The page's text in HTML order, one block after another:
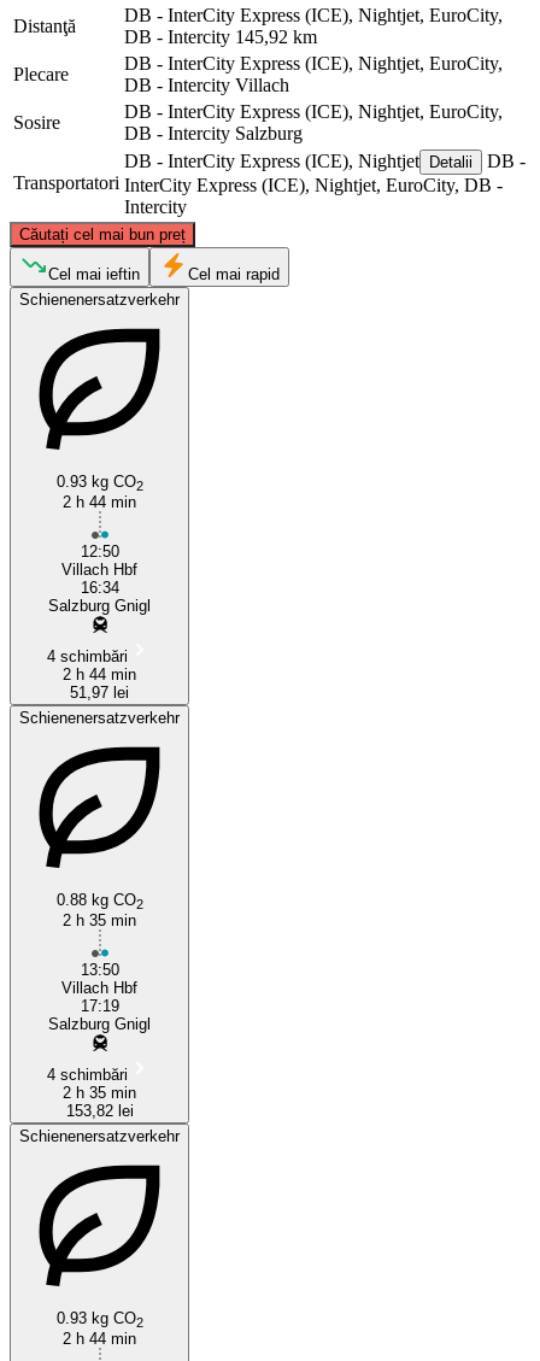
Distanţă
DB - InterCity Express (ICE), Nightjet, EuroCity,
DB - Intercity 145,92 km
Plecare
DB - InterCity Express (ICE), Nightjet, EuroCity,
DB - Intercity Villach
Sosire
DB - InterCity Express (ICE), Nightjet, EuroCity,
DB - Intercity Salzburg
Transportatori
DB - InterCity Express (ICE), Nightjet Detalii
DB -
InterCity Express (ICE), Nightjet, EuroCity, DB -
Intercity
Căutați cel mai bun preț
Salzburg
Cel mai ieftin
Cel mai rapid
Schienenersatzverkehr
0.93 kg CO2
2 h 44 min
12:50
Villach Hbf
16:34
Salzburg Gnigl
4 schimbări
2 h 44 min
51,97 lei
Schienenersatzverkehr
0.88 kg CO2
2 h 35 min
13:50
Villach Hbf
17:19
Salzburg Gnigl
4 schimbări
2 h 35 min
153,82 lei
Schienenersatzverkehr
0.93 kg CO2
2 h 44 min